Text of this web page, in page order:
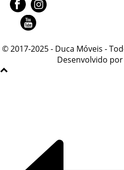
© 2017-2025 - Duca Móveis -
Desenvolvido por